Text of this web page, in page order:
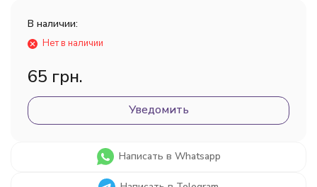
В наличии:
Нет в наличии
65 грн.
Уведомить
Написать в Whatsapp